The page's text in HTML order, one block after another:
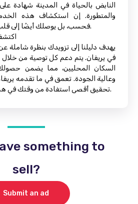
النابض بالحياة في المدينة شهادة
والمتطورة. إن استكشاف هذه
فحسب، بل يوصلك أيضًا إلى قلب وروح الحياة الأرمنية.
يهدف دليلنا إلى تزويدك بنظرة شاملة
في يريفان. يتم دعم كل توصية من
السكان المحليين، مما يضمن
وعالية الجودة. تعمق في ما تقدمه
تحقيق أقصى استفادة من وقتك في هذه المدينة الاستثنائية.
something to
sell?
Submit an ad